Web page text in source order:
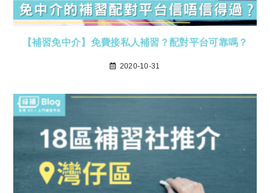
【補習免中介】免費接私人補習？配對平台可靠嗎？
2020-10-31